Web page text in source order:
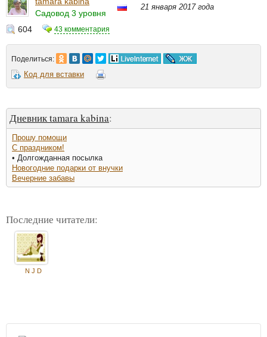
Садовод 3 уровня
21 января 2017 года
604 43 комментария
Поделиться:
Код для вставки
Дневник tamara kabina:
Прошу помощи
С праздником!
• Долгожданная посылка
Новогодние подарки от внучки
Вечерние забавы
Последние читатели:
N J D